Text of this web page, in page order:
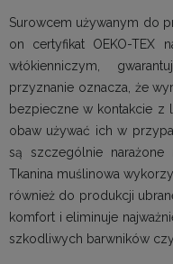
Surowcem używanym do
on certyfikat OEKO-TEX
włókienniczym,
przyznanie oznacza, że
bezpieczne w kontakcie z
obaw używać ich w
są szczególnie narażone
Tkanina muślinowa
również do produkcji
komfort i eliminuje
szkodliwych barwników